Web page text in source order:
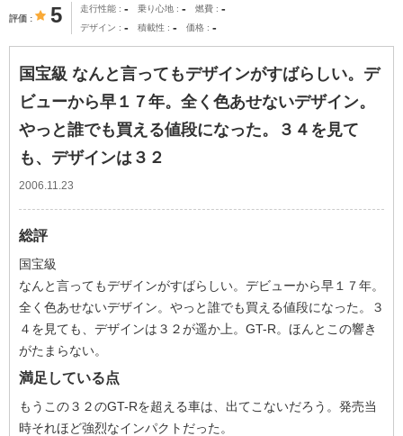
評価 5 走行性能 - 乗り心地 - 燃費 -
デザイン - 積載性 - 価格 -
国宝級 なんと言ってもデザインがすばらしい。デ
ビューから早１７年。全く色あせないデザイン。
やっと誰でも買える値段になった。３４を見て
も、デザインは３２
2006.11.23
総評
国宝級
なんと言ってもデザインがすばらしい。デビューから早１７年。
全く色あせないデザイン。やっと誰でも買える値段になった。３
４を見ても、デザインは３２が遥か上。GT-R。ほんとこの響き
がたまらない。
満足している点
もうこの３２のGT-Rを超える車は、出てこないだろう。発売当
時それほど強烈なインパクトだった。